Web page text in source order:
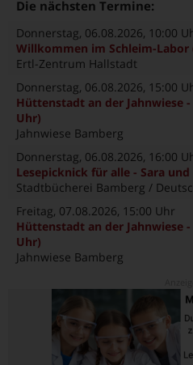
Die nächsten Termine:
Donnerstag, 06.08.2026, 10:00
Willkommen im Schleim-Labor
Ertl-Zentrum Hallstadt
Donnerstag, 06.08.2026, 15:00
Hüttenstadt an der Jahnwiese
Uhr)
Jahnwiese Bamberg
Donnerstag, 06.08.2026, 16:00
Lesepicknick für alle - Sara
Stadtbücherei Bamberg /
Freitag, 07.08.2026, 15:00 Uhr
Hüttenstadt an der Jahnwiese
Uhr)
Jahnwiese Bamberg